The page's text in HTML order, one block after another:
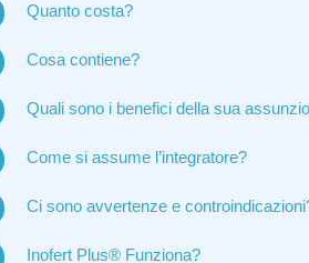
Quanto costa?
Cosa contiene?
Quali sono i benefici della sua
Come si assume l’integratore?
Ci sono avvertenze e
Inofert Plus® Funziona?